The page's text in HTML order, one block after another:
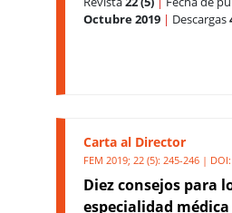
Octubre 2019 | Descargas
Carta al Director
FEM 2019; 22 (5): 245-246 | DOI:
Diez consejos para
especialidad médica